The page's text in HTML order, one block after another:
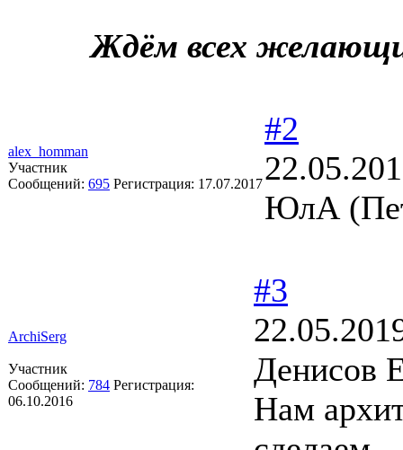
Ждём всех
alex_homman
Участник
Сообщений: 695 Регистрация: 17.07.2017
#2
ЮлА
ArchiSerg
Участник
Сообщений: 784 Регистрация:
06.10.2016
#3
Денисов
Нам